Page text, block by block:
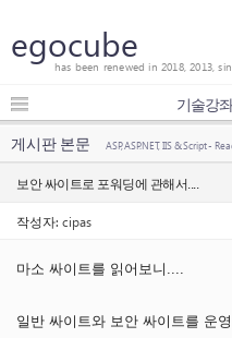
egocube
has been renewed in 2018, 2013,
기술강좌
게시판 본문 ASP, ASP.NET, IIS & Script -
보안 싸이트로 포워딩에 관해서....
작성자: cipas
마소 싸이트를 읽어보니....
일반 싸이트와 보안 싸이트를 운